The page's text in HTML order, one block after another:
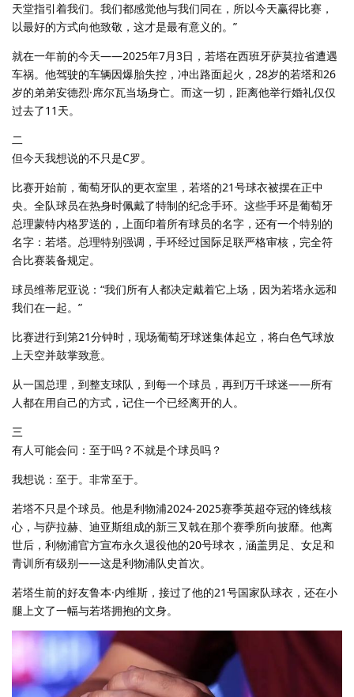
天堂指引着我们。我们都感觉他与我们同在，所以今天赢得比赛，
以最好的方式向他致敬，这才是最有意义的。”
就在一年前的今天——2025年7月3日，若塔在西班牙萨莫拉省遭遇
车祸。他驾驶的车辆因爆胎失控，冲出路面起火，28岁的若塔和26
岁的弟弟安德烈·席尔瓦当场身亡。而这一切，距离他举行婚礼仅仅
过去了11天。
二
但今天我想说的不只是C罗。
比赛开始前，葡萄牙队的更衣室里，若塔的21号球衣被摆在正中
央。全队球员在热身时佩戴了特制的纪念手环。这些手环是葡萄牙
总理蒙特内格罗送的，上面印着所有球员的名字，还有一个特别的
名字：若塔。总理特别强调，手环经过国际足联严格审核，完全符
合比赛装备规定。
球员维蒂尼亚说：“我们所有人都决定戴着它上场，因为若塔永远和
我们在一起。”
比赛进行到第21分钟时，现场葡萄牙球迷集体起立，将白色气球放
上天空并鼓掌致意。
从一国总理，到整支球队，到每一个球员，再到万千球迷——所有
人都在用自己的方式，记住一个已经离开的人。
三
有人可能会问：至于吗？不就是个球员吗？
我想说：至于。非常至于。
若塔不只是个球员。他是利物浦2024-2025赛季英超夺冠的锋线核
心，与萨拉赫、迪亚斯组成的新三叉戟在那个赛季所向披靡。他离
世后，利物浦官方宣布永久退役他的20号球衣，涵盖男足、女足和
青训所有级别——这是利物浦队史首次。
若塔生前的好友鲁本·内维斯，接过了他的21号国家队球衣，还在小
腿上文了一幅与若塔拥抱的文身。